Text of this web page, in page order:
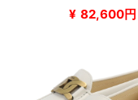
¥ 82,600円